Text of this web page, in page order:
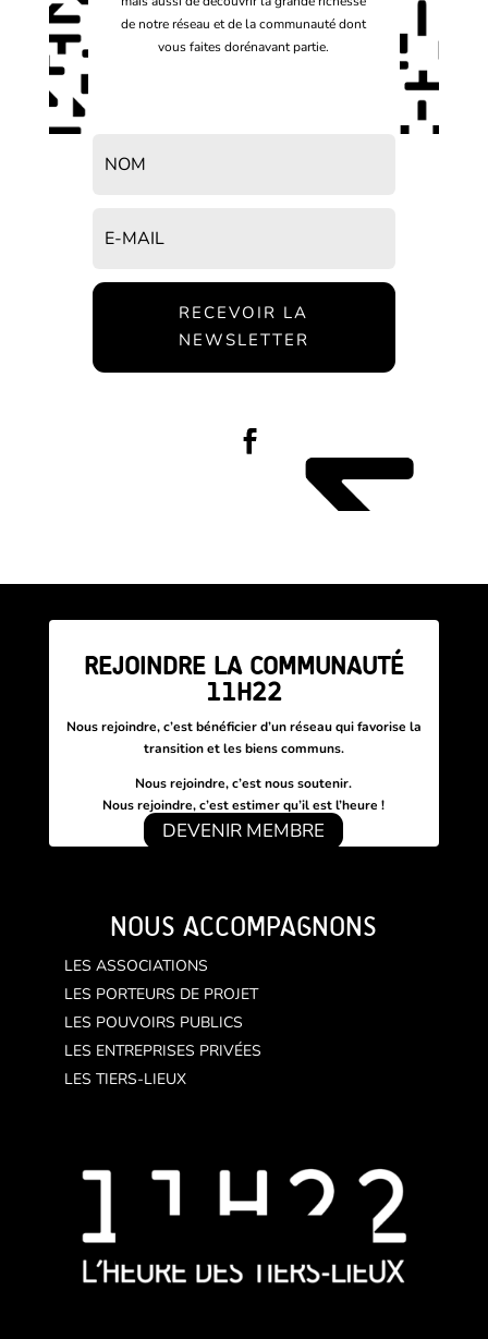
de notre réseau et de la communauté dont
vous faites dorénavant partie.
RECEVOIR LA
NEWSLETTER
REJOINDRE LA COMMUNAUTÉ
11H22
Nous rejoindre, c’est bénéficier d’un réseauqui favorise la
transition et les biens communs.
Nous rejoindre, c’est nous soutenir.
Nous rejoindre, c’est estimer qu’il est l’heure !
DEVENIR MEMBRE
NOUS ACCOMPAGNONS
LES ASSOCIATIONS
LES PORTEURS DE PROJET
LES POUVOIRS PUBLICS
LES ENTREPRISES PRIVÉES
LES TIERS-LIEUX